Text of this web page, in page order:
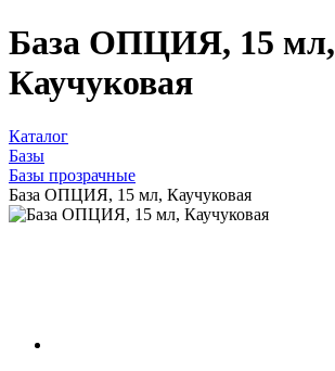
База ОПЦИЯ, 15 мл,
Каучуковая
Каталог
Базы
Базы прозрачные
База ОПЦИЯ, 15 мл, Каучуковая